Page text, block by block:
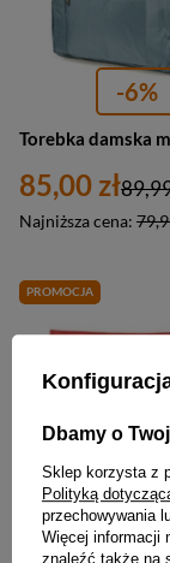
-6%
85,00 zł
Najniższa cena:
PROMOCJA
-5%
Dbamy o
Sklep korzysta z
Polityką
przechowywania
Więcej informacji
znaleźć także na